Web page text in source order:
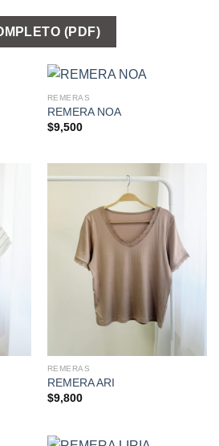
(PDF)
REMERAS
REMERA NOA
$9,500
REMERAS
REMERA ARI
$9,800